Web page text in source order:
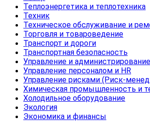
Теплоэнергетика и теплотехника
Техник
Техническое обслуживание и
Торговля и товароведение
Транспорт и дороги
Транспортная безопасность
Управление и администрирование
Управление персоналом и HR
Управление рисками (Риск-
Химическая промышленность и
Холодильное оборудование
Экология
Экономика и финансы